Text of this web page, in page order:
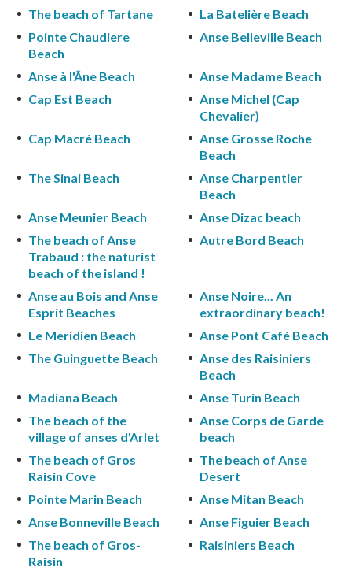
The beach of Tartane
La Batelière Beach
Pointe Chaudiere
Beach
Anse Belleville Beach
Anse à l'Âne Beach
Anse Madame Beach
Cap Est Beach
Anse Michel (Cap
Chevalier)
Cap Macré Beach
Anse Grosse Roche
Beach
The Sinai Beach
Anse Charpentier
Beach
Anse Meunier Beach
Anse Dizac beach
The beach of Anse
Trabaud : the naturist
beach of the island !
Autre Bord Beach
Anse au Bois and Anse
Esprit Beaches
Anse Noire... An
extraordinary beach!
Le Meridien Beach
Anse Pont Café Beach
The Guinguette Beach
Anse des Raisiniers
Beach
Madiana Beach
Anse Turin Beach
The beach of the
village of anses d'Arlet
Anse Corps de Garde
beach
The beach of Gros
Raisin Cove
The beach of Anse
Desert
Pointe Marin Beach
Anse Mitan Beach
Anse Bonneville Beach
Anse Figuier Beach
The beach of Gros-
Raisin
Raisiniers Beach